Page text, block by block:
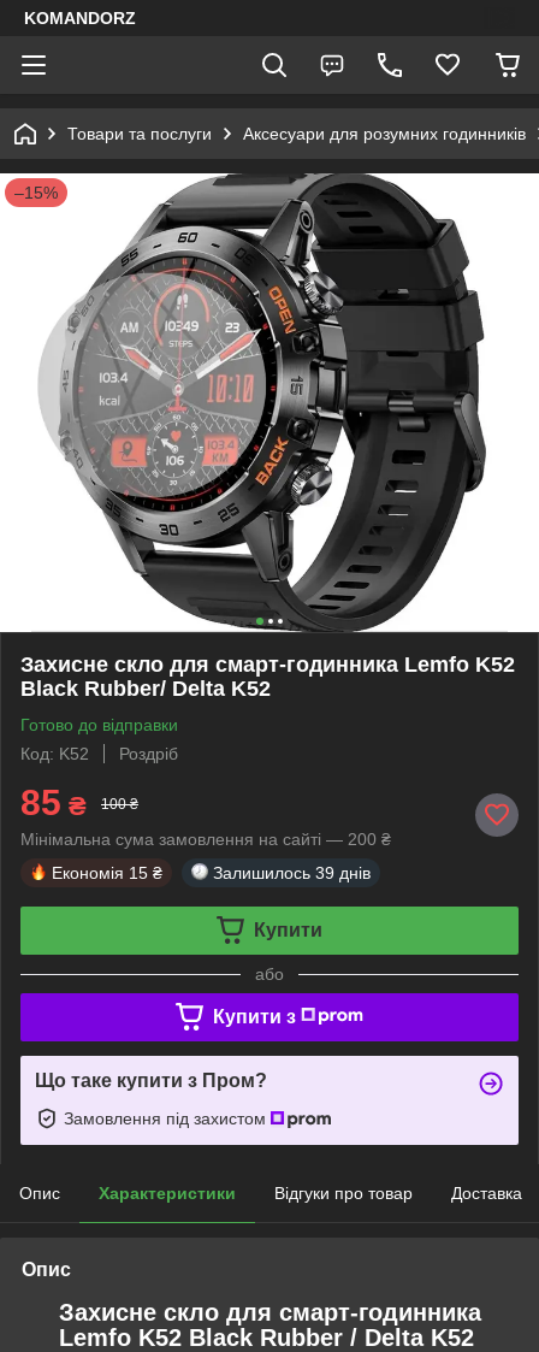
KOMANDORZ
Товари та послуги Аксесуари для розумних годинників
–15%
Захисне скло для смарт-годинника Lemfo K52
Black Rubber/ Delta K52
Готово до відправки
Код: K52
Роздріб
85 ₴ 100 ₴
Мінімальна сума замовлення на сайті — 200 ₴
Економія 15 ₴ Залишилось 39 днів
Купити
або
Купити з
Що таке купити з Пром?
Замовлення під захистом
Опис Характеристики Відгуки про товар Доставка
Опис
Захисне скло для смарт-годинника
Lemfo K52 Black Rubber / Delta K52